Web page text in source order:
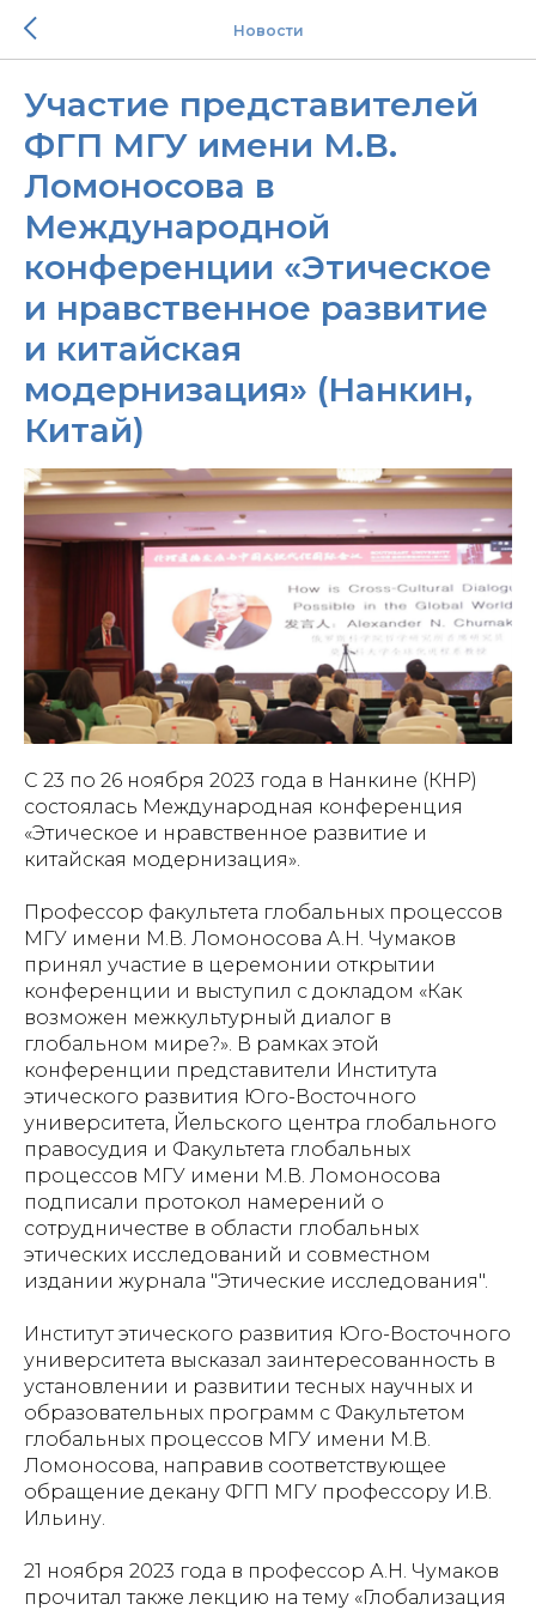
Новости
Участие представителей
ФГП МГУ имени М.В.
Ломоносова в
Международной
конференции «Этическое
и нравственное развитие
и китайская
модернизация» (Нанкин,
Китай)
С 23 по 26 ноября 2023 года в Нанкине (КНР)
состоялась Международная конференция
«Этическое и нравственное развитие и
китайская модернизация».
Профессор факультета глобальных процессов
МГУ имени М.В. Ломоносова А.Н. Чумаков
принял участие в церемонии открытии
конференции и выступил с докладом «Как
возможен межкультурный диалог в
глобальном мире?». В рамках этой
конференции представители Института
этического развития Юго-Восточного
университета, Йельского центра глобального
правосудия и Факультета глобальных
процессов МГУ имени М.В. Ломоносова
подписали протокол намерений о
сотрудничестве в области глобальных
этических исследований и совместном
издании журнала "Этические исследования".
Институт этического развития Юго-Восточного
университета высказал заинтересованность в
установлении и развитии тесных научных и
образовательных программ с Факультетом
глобальных процессов МГУ имени М.В.
Ломоносова, направив соответствующее
обращение декану ФГП МГУ профессору И.В.
Ильину.
21 ноября 2023 года в профессор А.Н. Чумаков
прочитал также лекцию на тему «Глобализация